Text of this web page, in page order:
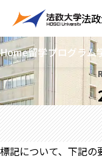
法
Home留学プログラム
標記について、下記の